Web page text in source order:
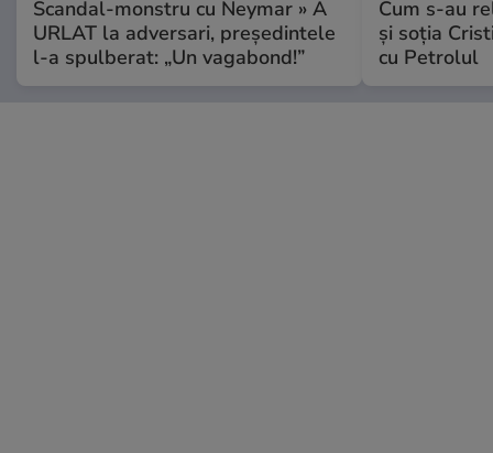
Scandal-monstru cu Neymar » A
URLAT la adversari, președintele
l-a spulberat: „Un vagabond!”
Cum s-au
și soția
cu Petrolul